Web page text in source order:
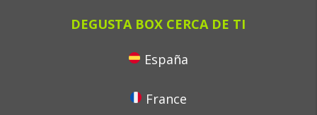
DEGUSTA BOX CERCA DE TI
España
France